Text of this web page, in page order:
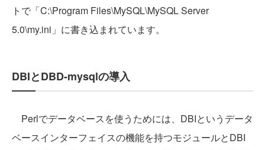
トで「C:\Program Files\MySQL\MySQL Server
5.0\my.ini」に書き込まれています。
DBIとDBD-mysqlの導入
Perlでデータベースを使うためには、DBIというデータ
ベースインターフェイスの機能を持つモジュールとDBI